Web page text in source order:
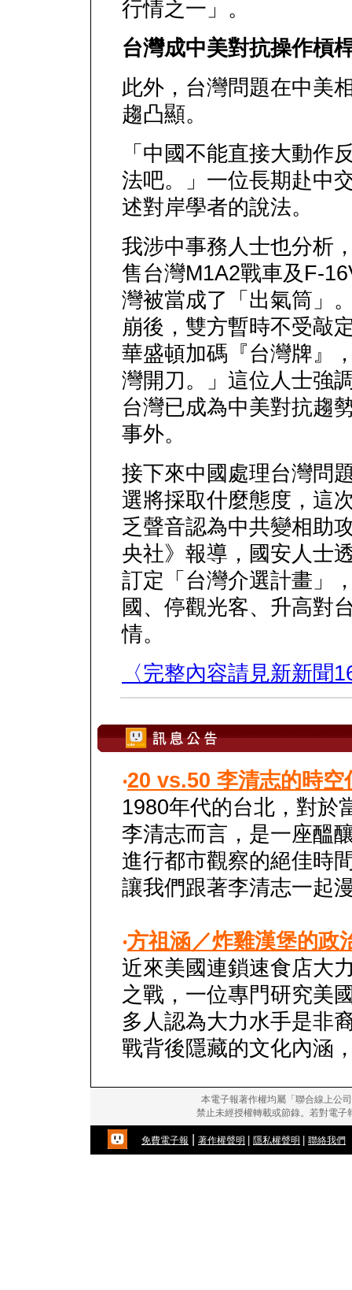
行情之一」。
台灣成中美對抗操作槓
此外，台灣問題在中美
趨凸顯。
「中國不能直接大動作
法吧。」一位長期赴中
述對岸學者的說法。
我涉中事務人士也分析
售台灣M1A2戰車及F-
灣被當成了「出氣筒」
崩後，雙方暫時不受敲
華盛頓加碼『台灣牌』
灣開刀。」這位人士強
台灣已成為中美對抗趨
事外。
接下來中國處理台灣問
選將採取什麼態度，這
乏聲音認為中共變相助
央社》報導，國安人士
訂定「台灣介選計畫」
國、停觀光客、升高對
情。
〈完整內容請見新新聞
‧20 vs.50 李清志的時空
1980年代的台北，對於
李清志而言，是一座醞
進行都市觀察的絕佳時
讓我們跟著李清志一起
‧方祖涵／炸雞漢堡的政
近來美國連鎖速食店大
之戰，一位專門研究美
多人認為大力水手是非
戰背後隱藏的文化內涵
本電子報著作權均屬「聯合線上公
禁止未經授權轉載或節錄。若對電
免費電子報 著作權聲明 隱私權聲明 聯絡我們